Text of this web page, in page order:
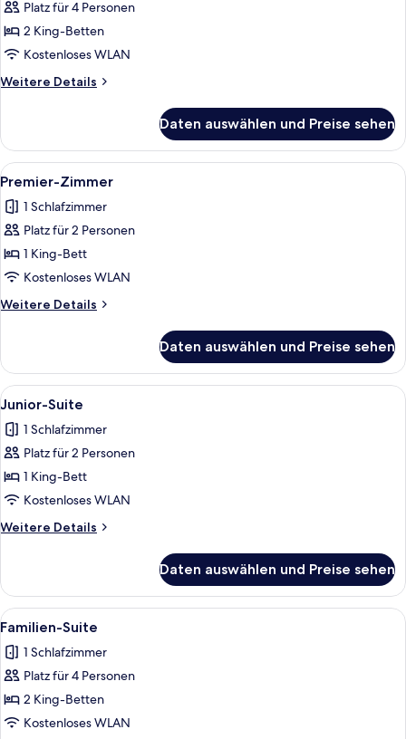
Familien-
Vierbettzimmer
anzeigen
Platz für 4 Personen
2 King-Betten
Kostenloses WLAN
Weitere Details
Weitere
Vierbettzimmer
Daten auswählen und Preise sehen
Alle
Fotos
für
Premier-
Zimmer
anzeigen
Ein Hotelzimmer mit einem großen
5
Premier-Zimmer
1 Schlafzimmer
Platz für 2 Personen
1 King-Bett
Kostenloses WLAN
Weitere Details
Weitere
Zimmer
Daten auswählen und Preise sehen
Alle
Fotos
für
Junior-
Suite
anzeigen
Ein Hotelzimmer mit einem Bett,
5
Junior-Suite
1 Schlafzimmer
Platz für 2 Personen
1 King-Bett
Kostenloses WLAN
Weitere Details
Weitere
Suite
Daten auswählen und Preise sehen
Alle
Fotos
für
Familien-
Suite
anzeigen
Ein Hotelzimmer mit Bett,
8
Familien-Suite
1 Schlafzimmer
Platz für 4 Personen
2 King-Betten
Kostenloses WLAN